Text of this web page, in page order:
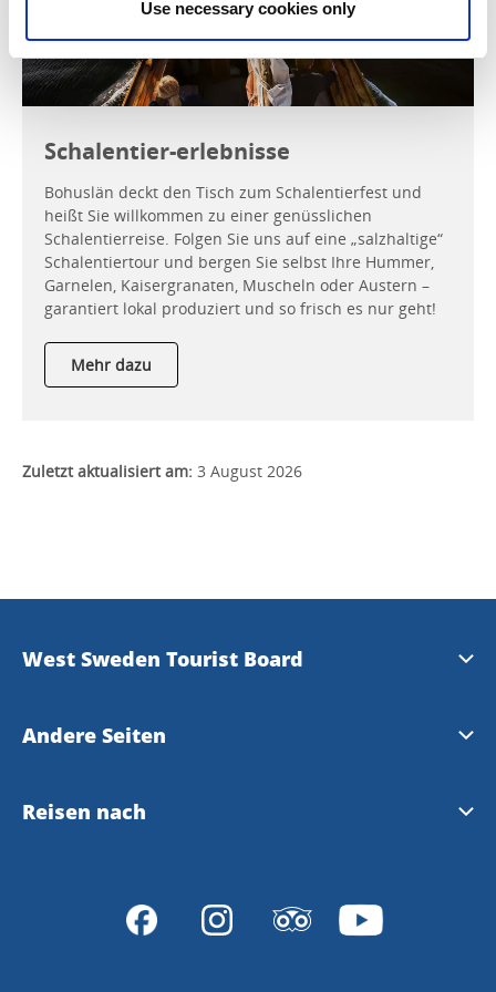
Use necessary cookies only
Schalentier-erlebnisse
Bohuslän deckt den Tisch zum Schalentierfest und
heißt Sie willkommen zu einer genüsslichen
Schalentierreise. Folgen Sie uns auf eine „salzhaltige“
Schalentiertour und bergen Sie selbst Ihre Hummer,
Garnelen, Kaisergranaten, Muscheln oder Austern –
garantiert lokal produziert und so frisch es nur geht!
Mehr dazu
Zuletzt aktualisiert am: 3 August 2026
West Sweden Tourist Board
Presse
Andere Seiten
Meet the Locals
Reisen nach
Reiseveranstalter